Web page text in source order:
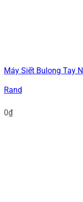
Máy Siết Bulong Tay
Rand
0₫